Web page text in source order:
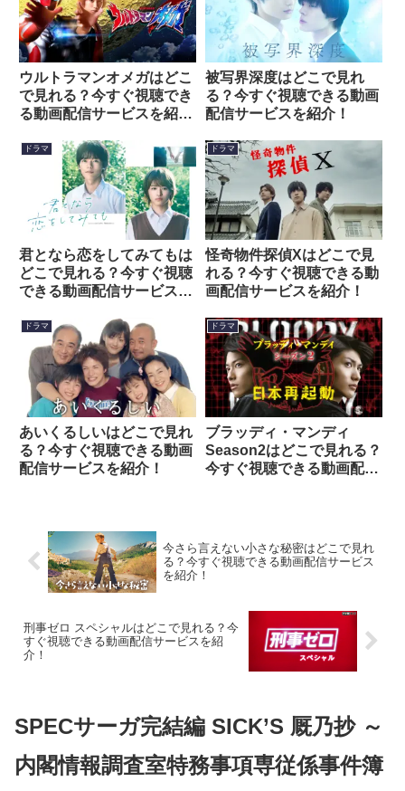
ウルトラマンオメガはどこ
で見れる？今すぐ視聴でき
る動画配信サービスを紹
被写界深度はどこで見れ
る？今すぐ視聴できる動画
配信サービスを紹介！
ドラマ
君となら恋をしてみてもは
どこで見れる？今すぐ視聴
できる動画配信サービスを
ドラマ
怪奇物件探偵Xはどこで見
れる？今すぐ視聴できる動
画配信サービスを紹介！
ドラマ
あいくるしいはどこで見れ
る？今すぐ視聴できる動画
配信サービスを紹介！
ドラマ
ブラッディ・マンディ
Season2はどこで見れる？
今すぐ視聴できる動画配信
今さら言えない小さな秘密はどこで見れ
る？今すぐ視聴できる動画配信サービス
を紹介！
刑事ゼロ スペシャルはどこで見れる？今
すぐ視聴できる動画配信サービスを紹
介！
SPECサーガ完結編 SICK’S 厩乃抄 ～
内閣情報調査室特務事項専従係事件簿